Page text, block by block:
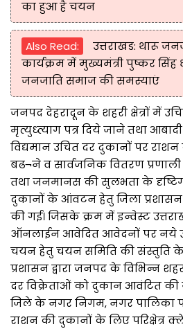
का हुआ है चयन
Also Read:
उत्तराखड: थारू
कार्यक्रम में मुख्यमंत्री पुष्कर सिंह
जनजाति समाज की समस्याएं
जनपद देहरादून के शहरी क्षेत्रों में
मृत्युध्त्याग पत्र दिये जाने तथा
विद्यमान उचित दर दुकानों पर राशन
बढ¬ने व सार्वजनिक वितरण
तथा जनमानस की सुलभता के
दुकानों के आंवटन हेतु जिला प्रशासन
की गई। जिसके क्रम में इन्वेस्ट
ऑनलाईन आवेदित आवेदनों पर नये
चयन हेतु चयन समिति की संस्तुति
प्रशासन द्वारा जनपद के विभिन्न
दर विक्रेताओं को दुकान आवंटित की
जिले के नगर निगम, नगर पालिका
राशन की दुकानों के लिए परिक्षेत्र